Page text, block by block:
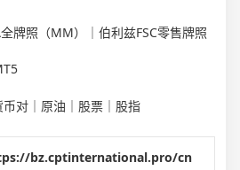
牌照（MM）｜伯利兹FSC零售牌照
对｜原油｜股票｜股指
bz.cptinternational.pro/cn